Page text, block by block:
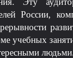
России,
учебных